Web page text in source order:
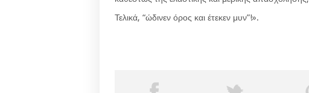
Τελικά, “ώδινεν όρος και έτεκεν μυν”!».